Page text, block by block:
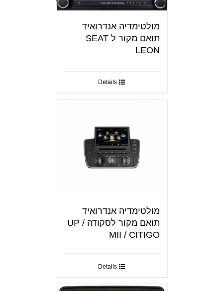
מולטימדיה אנדרואיד
תואם מקור ל SEAT
LEON
Details
מולטימדיה אנדרואיד
תואם מקור לסקודה UP /
MII / CITIGO
Details